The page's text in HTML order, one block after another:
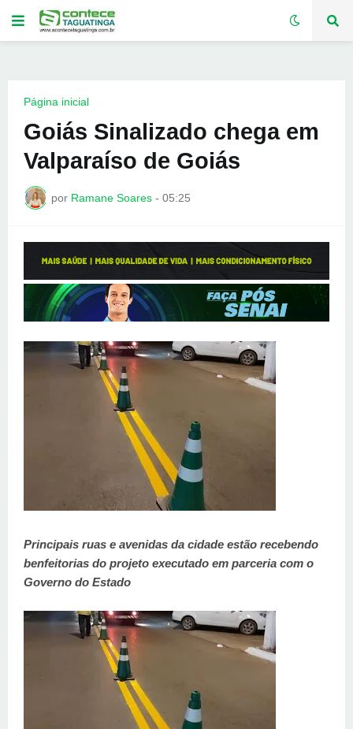
Página inicial
Goiás Sinalizado chega em
Valparaíso de Goiás
por Ramane Soares - 05:25
Principais ruas e avenidas da cidade estão recebendo
benfeitorias do projeto executado em parceria com o
Governo do Estado